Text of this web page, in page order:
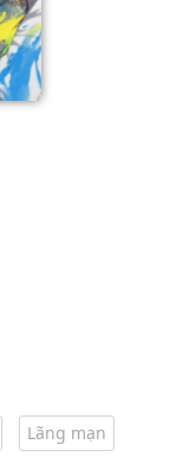
Lãng mạn